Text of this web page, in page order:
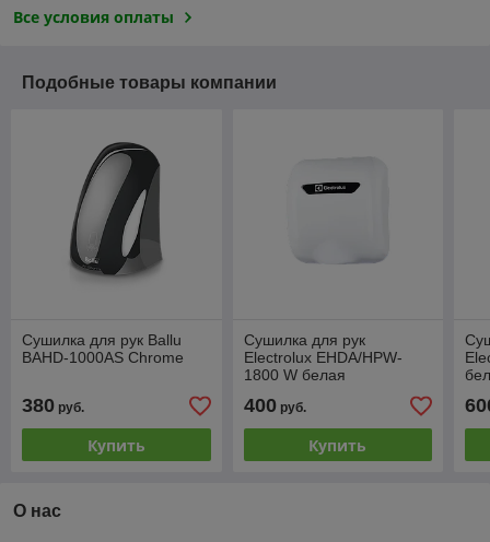
Все условия оплаты
Подобные товары компании
Сушилка для рук Ballu
BAHD-1000AS Chrome
380 руб.
Купить
Cушилка для рук
Electrolux EHDA/HPW-
1800 W белая
400руб.
Купить
О нас